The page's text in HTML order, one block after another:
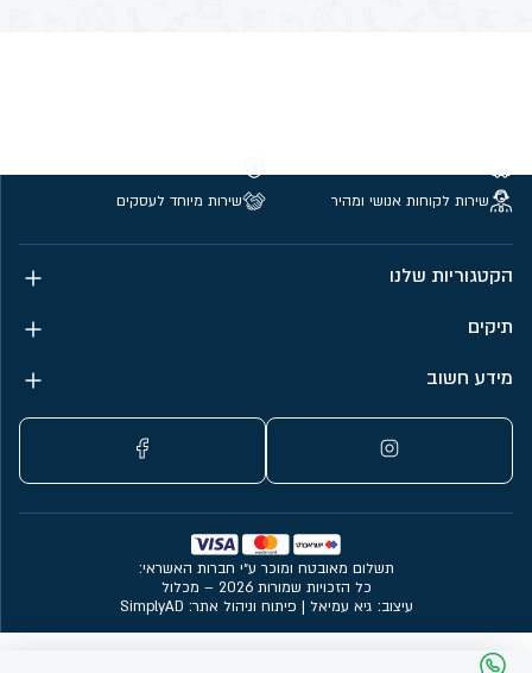
שירות לקוחות אנושי ומהיר
שירות מיוחד לעסקים
הקטגוריות שלנו
תיקים
מידע חשוב
עיצוב: גיא עמיאל | פיתוח וניהול אתר: SimplyAD
תשלום מאובטח ומוכר ע״י חברות האשראי:
כל הזכויות שמורות 2026 – מכלול